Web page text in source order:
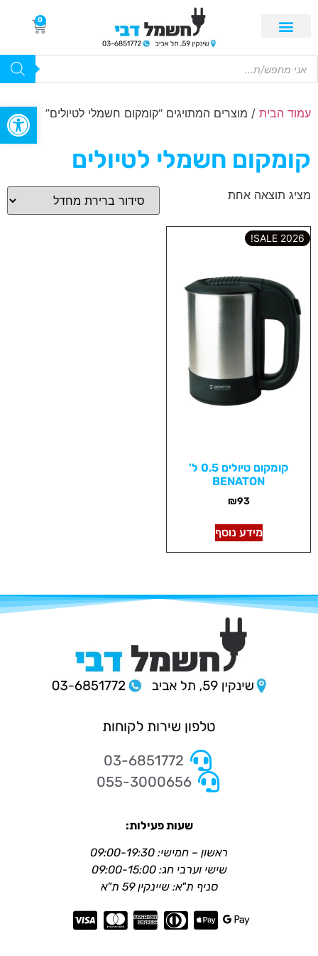
פתח
0
עמוד הבית / מוצרים המתויגים “קומקום חשמלי לטיולים”
קומקום חשמלי לטיולים
מציג תוצאה אחת
2026 SALE!
קומקום טיולים 0.5 ל'
BENATON
₪93
מידע נוסף
טלפון שירות לקוחות
03-6851772
055-3000656
שעות פעילות:
ראשון – חמישי: 09:00-19:30
שישי וערבי חג: 09:00-15:00
סניף ת"א: שיינקין 59 ת"א